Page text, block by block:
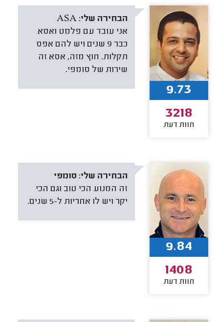
הבחירה שלי: ASA
אני עובד עם פלמט ואסא
כבר 9 שנים ויש להם אפס
תקלות. חוץ מזה, אסא זה
שירות של סומפי.
9.73
3218
חוות דעת
הבחירה שלי: סומפי
זה המנוע הכי טוב וגם הכי
יקר ויש לו אחריות ל-5 שנים.
9.84
1408
חוות דעת